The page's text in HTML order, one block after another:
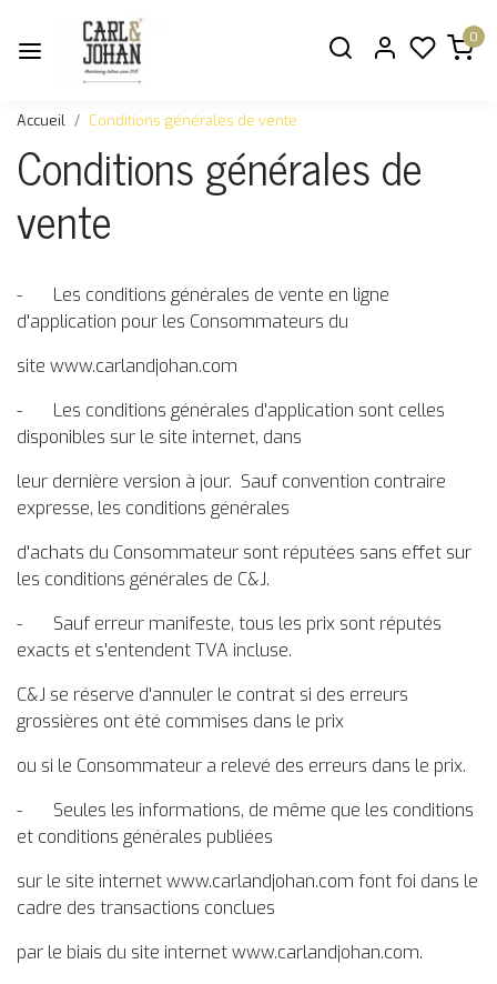
0
Accueil Conditions générales de vente
Conditions générales de
vente
- Les conditions générales de vente en ligne
d'application pour les Consommateurs du
site www.carlandjohan.com
- Les conditions générales d'application sont celles
disponibles sur le site internet, dans
leur dernière version à jour. Sauf convention contraire
expresse, les conditions générales
d'achats du Consommateur sont réputées sans effet sur
les conditions générales de C&J.
- Sauf erreur manifeste, tous les prix sont réputés
exacts et s'entendent TVA incluse.
C&J se réserve d'annuler le contrat si des erreurs
grossières ont été commises dans le prix
ou si le Consommateur a relevé des erreurs dans le prix.
- Seules les informations, de même que les conditions
et conditions générales publiées
sur le site internet www.carlandjohan.com font foi dans le
cadre des transactions conclues
par le biais du site internet www.carlandjohan.com.